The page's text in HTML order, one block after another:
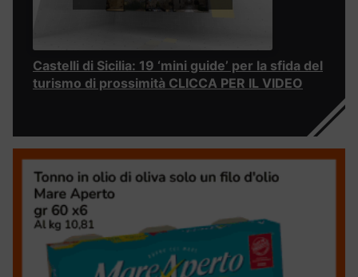
Castelli di Sicilia: 19 ‘mini guide’ per la sfida del
turismo di prossimità CLICCA PER IL VIDEO